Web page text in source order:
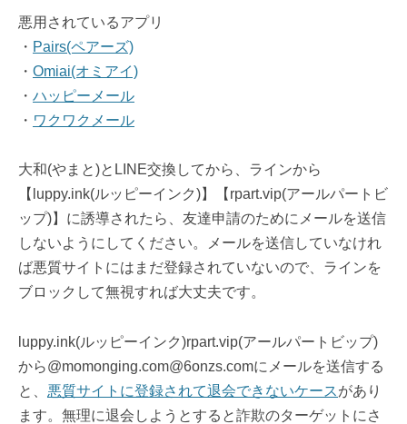
悪用されているアプリ
・ Pairs(ペアーズ)
・ Omiai(オミアイ)
・ ハッピーメール
・ ワクワクメール
大和(やまと)とLINE交換してから、ラインから
【luppy.ink(ルッピーインク)】【rpart.vip(アールパートビ
ップ)】に誘導されたら、友達申請のためにメールを送信
しないようにしてください。メールを送信していなけれ
ば悪質サイトにはまだ登録されていないので、ラインを
ブロックして無視すれば大丈夫です。
luppy.ink(ルッピーインク)rpart.vip(アールパートビップ)
から@momonging.com@6onzs.comにメールを送信する
と、 悪質サイトに登録されて退会できないケースがあり
ます。無理に退会しようとすると詐欺のターゲットにさ